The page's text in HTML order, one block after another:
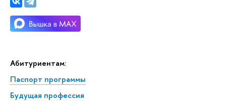
Абитуриентам:
Паспорт программы
Будущая профессия